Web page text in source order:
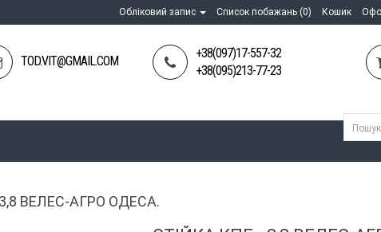
Обліковий запис Список побажань (0) Кошик
TOD.VIT@GMAIL.COM
+38(097)17-557-32
+38(095)213-77-23
ВЕЛЕС-АГРО ОДЕСА.